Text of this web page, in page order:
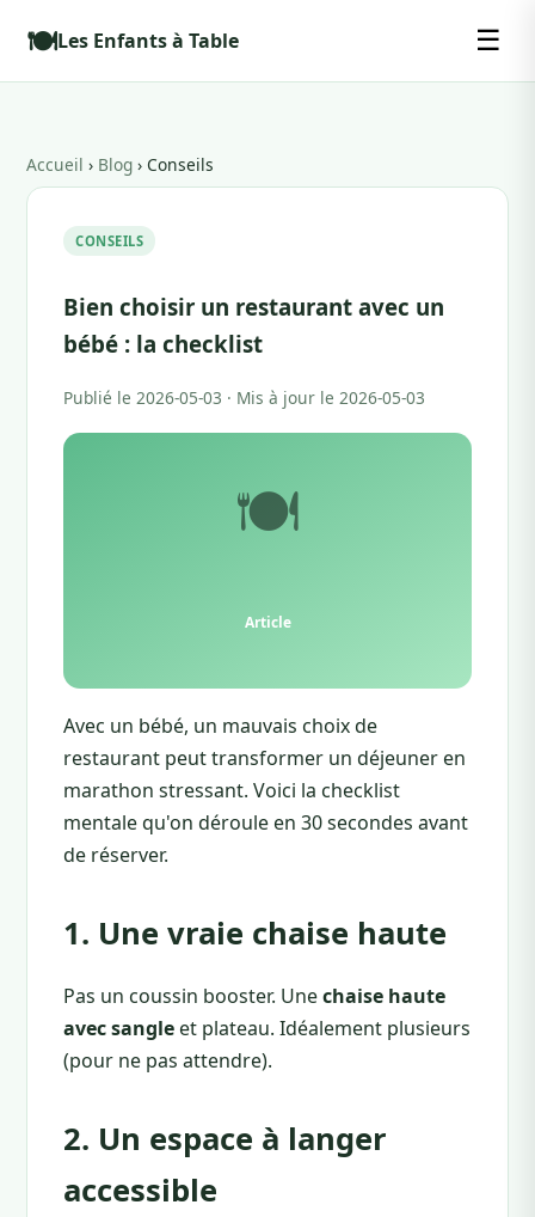
🍽️Les Enfants à Table ☰
Accueil › Blog › Conseils
CONSEILS
Bien choisir un restaurant avec un
bébé : la checklist
Publié le 2026-05-03 · Mis à jour le 2026-05-03
Avec un bébé, un mauvais choix de
restaurant peut transformer un déjeuner en
marathon stressant. Voici la checklist
mentale qu'on déroule en 30 secondes avant
de réserver.
1. Une vraie chaise haute
Pas un coussin booster. Unechaise haute
avec sangle et plateau. Idéalement plusieurs
(pour ne pas attendre).
2. Un espace à langer
accessible